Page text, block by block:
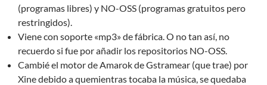
(programas libres) y NO-OSS (programas gratuitos pero
restringidos).
Viene con soporte «mp3» de fábrica. O no tan así, no
recuerdo si fue por añadir los repositorios NO-OSS.
Cambié el motor de Amarok de Gstramear (que trae) por
Xine debido a quemientras tocaba la música, se quedaba